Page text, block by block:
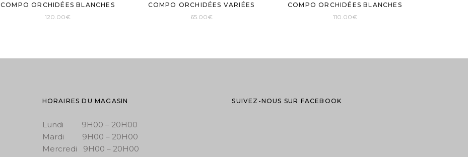
COMPO ORCHIDÉES BLANCHES
120.00€
COMPO ORCHIDÉES VARIÉES
65.00€
COMPO ORCHIDÉES BLANCHES
110.00€
HORAIRES DU MAGASIN
Lundi 9H00 – 20H00
Mardi 9H00 – 20H00
Mercredi 9H00 – 20H00
SUIVEZ-NOUS SUR FACEBOOK